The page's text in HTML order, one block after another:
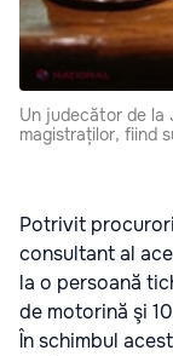
Un judecător de la
magistraților, fiind
Potrivit
consultant al
la o persoană
de motorină şi
În schimbul